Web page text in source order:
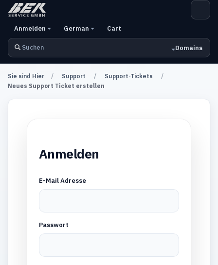
Domains
Anmelden German Cart
Sie sind Hier Support
Support-Tickets
Neues Support Ticket erstellen
Anmelden
E-Mail Adresse
Passwort